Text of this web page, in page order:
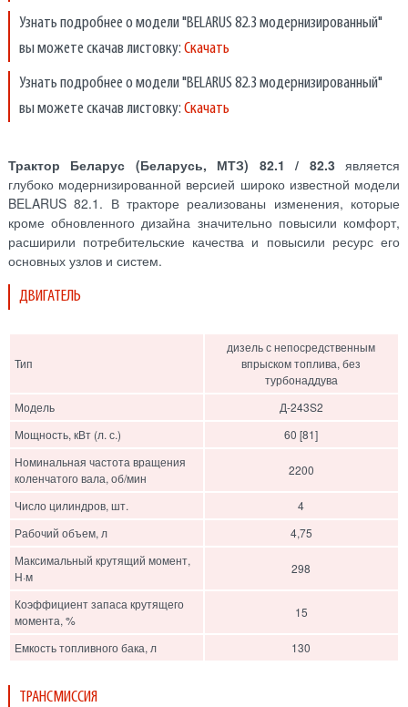
Узнать подробнее о модели "BELARUS 82.3 модернизированный"
вы можете скачав листовку: Скачать
Узнать подробнее о модели "BELARUS 82.3 модернизированный"
вы можете скачав листовку: Скачать
Трактор Беларус (Беларусь, МТЗ) 82.1 / 82.3 является
глубоко модернизированной версией широко известной модели
BELARUS 82.1. В тракторе реализованы изменения, которые
кроме обновленного дизайна значительно повысили комфорт,
расширили потребительские качества и повысили ресурс его
основных узлов и систем.
ДВИГАТЕЛЬ
Тип
дизель с непосредственным
впрыском топлива, без
турбонаддува
Модель
Д-243S2
Мощность, кВт (л. с.)
60 [81]
Номинальная частота вращения
коленчатого вала, об/мин
2200
Число цилиндров, шт.
4
Рабочий объем, л
4,75
Максимальный крутящий момент,
Н·м
298
Коэффициент запаса крутящего
момента, %
15
Емкость топливного бака, л 130
ТРАНСМИССИЯ